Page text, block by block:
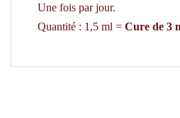
Une fois par jour.
Quantité : 1,5 ml = Cure de 3